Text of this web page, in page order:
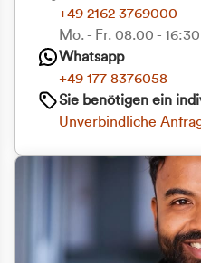
+49 2162 3769000
Mo. - Fr. 08.00 -
Whatsapp
+49 177 8376058
Sie benötigen ein
Unverbindliche